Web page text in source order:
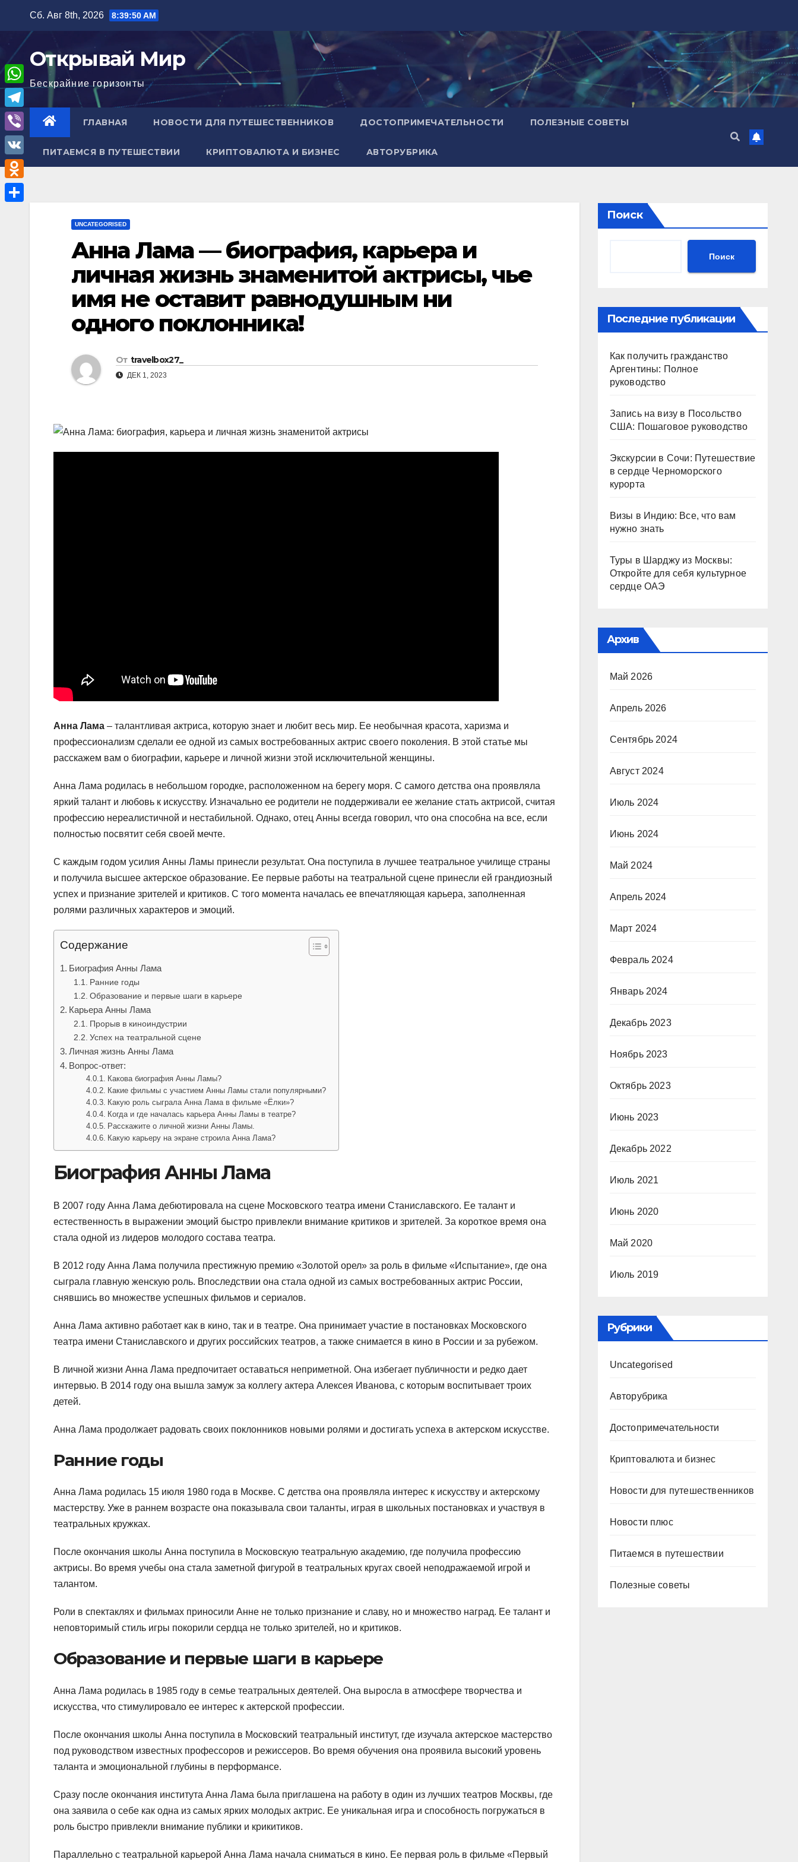
содержимому
Сб. Авг 8th, 2026 8:39:50 AM
Открывай Мир
Бескрайние горизонты
ГЛАВНАЯ НОВОСТИ ДЛЯ ПУТЕШЕСТВЕННИКОВ ДОСТОПРИМЕЧАТЕЛЬНОСТИ ПОЛЕЗНЫЕ СОВЕТЫ
ПИТАЕМСЯ В ПУТЕШЕСТВИИ КРИПТОВАЛЮТА И БИЗНЕС АВТОРУБРИКА
UNCATEGORISED
Анна Лама — биография, карьера и
личная жизнь знаменитой актрисы, чье
имя не оставит равнодушным ни
одного поклонника!
От travelbox27_
ДЕК 1, 2023
Анна Лама – талантливая актриса, которую знает и любит весь мир. Ее необычная красота, харизма и
профессионализм сделали ее одной из самых востребованных актрис своего поколения. В этой статье мы
расскажем вам о биографии, карьере и личной жизни этой исключительной женщины.
Анна Лама родилась в небольшом городке, расположенном на берегу моря. С самого детства она проявляла
яркий талант и любовь к искусству. Изначально ее родители не поддерживали ее желание стать актрисой, считая
профессию нереалистичной и нестабильной. Однако, отец Анны всегда говорил, что она способна на все, если
полностью посвятит себя своей мечте.
С каждым годом усилия Анны Ламы принесли результат. Она поступила в лучшее театральное училище страны
и получила высшее актерское образование. Ее первые работы на театральной сцене принесли ей грандиозный
успех и признание зрителей и критиков. С того момента началась ее впечатляющая карьера, заполненная
ролями различных характеров и эмоций.
Содержание
Биография Анны Лама
Ранние годы
Образование и первые шаги в карьере
Карьера Анны Лама
Прорыв в киноиндустрии
Успех на театральной сцене
Личная жизнь Анны Лама
Вопрос-ответ:
Какова биография Анны Ламы?
Какие фильмы с участием Анны Ламы стали популярными?
Какую роль сыграла Анна Лама в фильме «Ёлки»?
Когда и где началась карьера Анны Ламы в театре?
Расскажите о личной жизни Анны Ламы.
Какую карьеру на экране строила Анна Лама?
Биография Анны Лама
В 2007 году Анна Лама дебютировала на сцене Московского театра имени Станиславского. Ее талант и
естественность в выражении эмоций быстро привлекли внимание критиков и зрителей. За короткое время она
стала одной из лидеров молодого состава театра.
В 2012 году Анна Лама получила престижную премию «Золотой орел» за роль в фильме «Испытание», где она
сыграла главную женскую роль. Впоследствии она стала одной из самых востребованных актрис России,
снявшись во множестве успешных фильмов и сериалов.
Анна Лама активно работает как в кино, так и в театре. Она принимает участие в постановках Московского
театра имени Станиславского и других российских театров, а также снимается в кино в России и за рубежом.
В личной жизни Анна Лама предпочитает оставаться неприметной. Она избегает публичности и редко дает
интервью. В 2014 году она вышла замуж за коллегу актера Алексея Иванова, с которым воспитывает троих
детей.
Анна Лама продолжает радовать своих поклонников новыми ролями и достигать успеха в актерском искусстве.
Ранние годы
Анна Лама родилась 15 июля 1980 года в Москве. С детства она проявляла интерес к искусству и актерскому
мастерству. Уже в раннем возрасте она показывала свои таланты, играя в школьных постановках и участвуя в
театральных кружках.
После окончания школы Анна поступила в Московскую театральную академию, где получила профессию
актрисы. Во время учебы она стала заметной фигурой в театральных кругах своей неподражаемой игрой и
талантом.
Роли в спектаклях и фильмах приносили Анне не только признание и славу, но и множество наград. Ее талант и
неповторимый стиль игры покорили сердца не только зрителей, но и критиков.
Образование и первые шаги в карьере
Анна Лама родилась в 1985 году в семье театральных деятелей. Она выросла в атмосфере творчества и
искусства, что стимулировало ее интерес к актерской профессии.
После окончания школы Анна поступила в Московский театральный институт, где изучала актерское мастерство
под руководством известных профессоров и режиссеров. Во время обучения она проявила высокий уровень
таланта и эмоциональной глубины в перформансе.
Сразу после окончания института Анна Лама была приглашена на работу в один из лучших театров Москвы, где
она заявила о себе как одна из самых ярких молодых актрис. Ее уникальная игра и способность погружаться в
роль быстро привлекли внимание публики и крикитиков.
Параллельно с театральной карьерой Анна Лама начала сниматься в кино. Ее первая роль в фильме «Первый
Поиск
Поиск
Последние публикации
Как получить гражданство
Аргентины: Полное
руководство
Запись на визу в Посольство
США: Пошаговое руководство
Экскурсии в Сочи: Путешествие
в сердце Черноморского
курорта
Визы в Индию: Все, что вам
нужно знать
Туры в Шарджу из Москвы:
Откройте для себя культурное
сердце ОАЭ
Архив
Май 2026
Апрель 2026
Сентябрь 2024
Август 2024
Июль 2024
Июнь 2024
Май 2024
Апрель 2024
Март 2024
Февраль 2024
Январь 2024
Декабрь 2023
Ноябрь 2023
Октябрь 2023
Июнь 2023
Декабрь 2022
Июль 2021
Июнь 2020
Май 2020
Июль 2019
Рубрики
Uncategorised
Авторубрика
Достопримечательности
Криптовалюта и бизнес
Новости для путешественников
Новости плюс
Питаемся в путешествии
Полезные советы
W
h
a
A
T
e
l
e
g
V
i
b
e
V
K
O